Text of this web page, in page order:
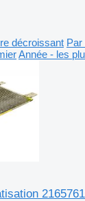
décroissant Par
Année - les